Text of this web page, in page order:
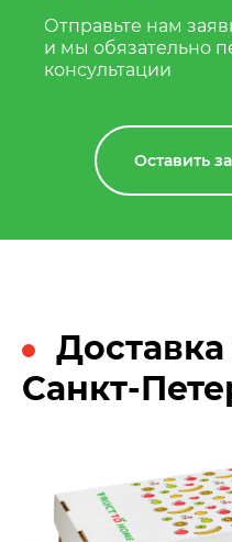
Отправьте нам
и мы обязательно
консультации
Оставить
Санкт-